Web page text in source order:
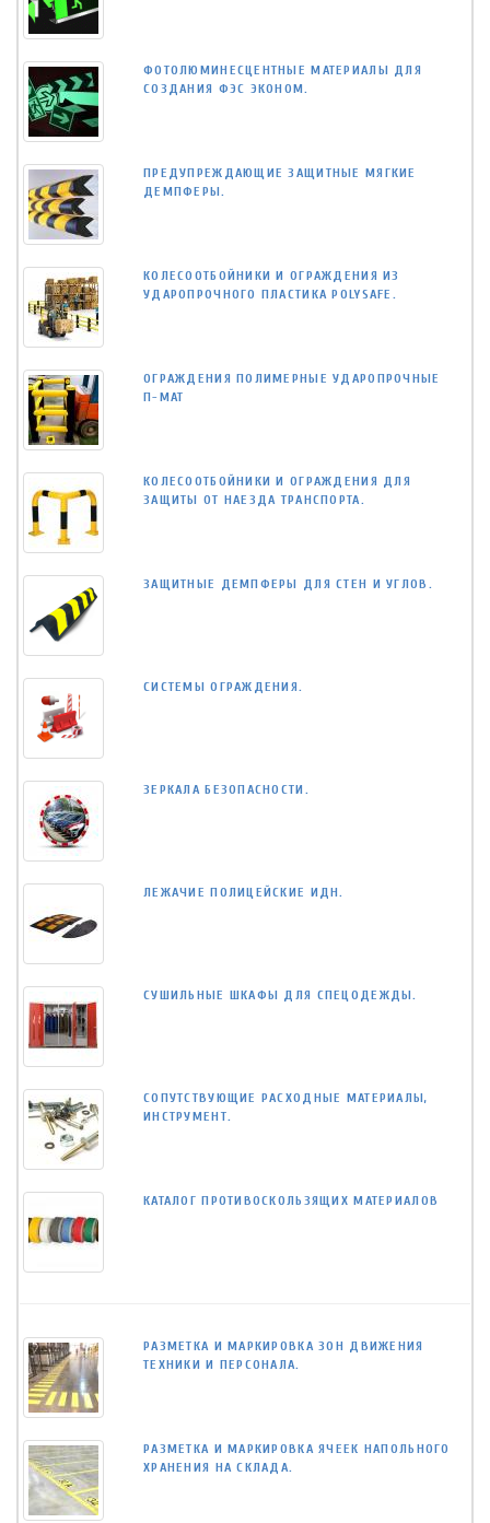
ФОТОЛЮМИНЕСЦЕНТНЫЕ МАТЕРИАЛЫ ДЛЯ
СОЗДАНИЯ ФЭС ЭКОНОМ.
ПРЕДУПРЕЖДАЮЩИЕ ЗАЩИТНЫЕ МЯГКИЕ
ДЕМПФЕРЫ.
КОЛЕСООТБОЙНИКИ И ОГРАЖДЕНИЯ ИЗ
УДАРОПРОЧНОГО ПЛАСТИКА POLYSAFE.
ОГРАЖДЕНИЯ ПОЛИМЕРНЫЕ УДАРОПРОЧНЫЕ
П-МАТ
КОЛЕСООТБОЙНИКИ И ОГРАЖДЕНИЯ ДЛЯ
ЗАЩИТЫ ОТ НАЕЗДА ТРАНСПОРТА.
ЗАЩИТНЫЕ ДЕМПФЕРЫ ДЛЯ СТЕН И УГЛОВ.
СИСТЕМЫ ОГРАЖДЕНИЯ.
ЗЕРКАЛА БЕЗОПАСНОСТИ.
ЛЕЖАЧИЕ ПОЛИЦЕЙСКИЕ ИДН.
СУШИЛЬНЫЕ ШКАФЫ ДЛЯ СПЕЦОДЕЖДЫ.
СОПУТСТВУЮЩИЕ РАСХОДНЫЕ МАТЕРИАЛЫ,
ИНСТРУМЕНТ.
КАТАЛОГ ПРОТИВОСКОЛЬЗЯЩИХ МАТЕРИАЛОВ
РАЗМЕТКА И МАРКИРОВКА ЗОН ДВИЖЕНИЯ
ТЕХНИКИ И ПЕРСОНАЛА.
РАЗМЕТКА И МАРКИРОВКА ЯЧЕЕК НАПОЛЬНОГО
ХРАНЕНИЯ НА СКЛАДА.